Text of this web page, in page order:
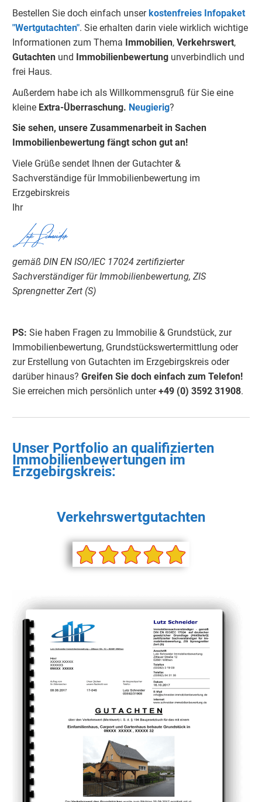
Bestellen Sie doch einfach unser kostenfreies Infopaket
"Wertgutachten". Sie erhalten darin viele wirklich wichtige
Informationen zum Thema Immobilien, Verkehrswert,
Gutachten und Immobilienbewertung unverbindlich und
frei Haus.
Außerdem habe ich als Willkommensgruß für Sie eine
kleine Extra-Überraschung. Neugierig?
Sie sehen, unsere Zusammenarbeit in Sachen
Immobilienbewertung fängt schon gut an!
Viele Grüße sendet Ihnen der Gutachter &
Sachverständige für Immobilienbewertung im
Erzgebirskreis
Ihr
Lutz Schneider
gemäß DIN EN ISO/IEC 17024 zertifizierter
Sachverständiger für Immobilienbewertung, ZIS
Sprengnetter Zert (S)
PS: Sie haben Fragen zu Immobilie & Grundstück, zur
Immobilienbewertung, Grundstückswertermittlung oder
zur Erstellung von Gutachten im Erzgebirgskreis oder
darüber hinaus? Greifen Sie doch einfach zum Telefon!
Sie erreichen mich persönlich unter+49 (0) 3592 31908.
Unser Portfolio an qualifizierten
Immobilienbewertungen im
Erzgebirgskreis:
Verkehrswertgutachten